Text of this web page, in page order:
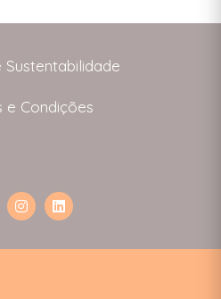
Sustentabilidade
e Condições